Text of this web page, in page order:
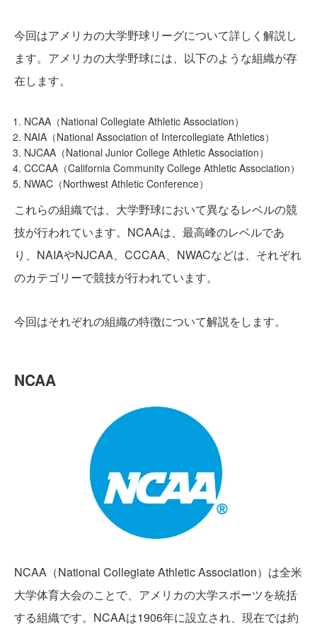
今回はアメリカの大学野球リーグについて詳しく解説し
ます。アメリカの大学野球には、以下のような組織が存
在します。
NCAA（National Collegiate Athletic Association）
NAIA（National Association of Intercollegiate Athletics）
NJCAA（National Junior College Athletic Association）
CCCAA（California Community College Athletic Association）
NWAC（Northwest Athletic Conference）
これらの組織では、大学野球において異なるレベルの競
技が行われています。NCAAは、最高峰のレベルであ
り、NAIAやNJCAA、CCCAA、NWACなどは、それぞれ
のカテゴリーで競技が行われています。
今回はそれぞれの組織の特徴について解説をします。
NCAA
NCAA（National Collegiate Athletic Association）は全米
大学体育大会のことで、アメリカの大学スポーツを統括
する組織です。NCAAは1906年に設立され、現在では約